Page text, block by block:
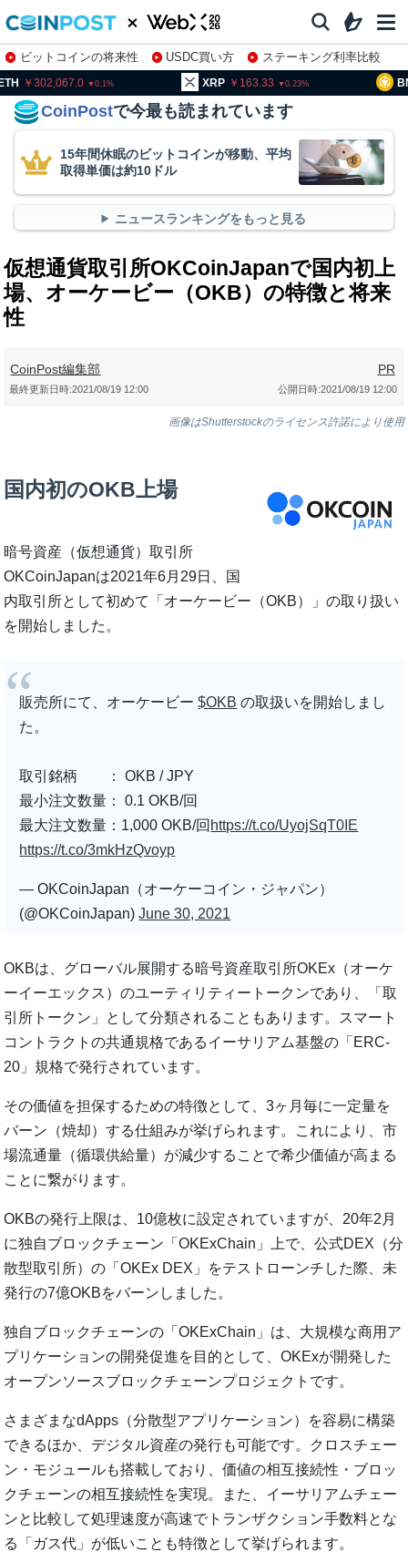
ビットコインの将来性 USDC買い方
ステーキング利率比較
株特集・関連銘柄
0.1 163.33 0.23 BNB
CoinPostで今最も読まれています
15年間休眠のビットコインが移動、平均
取得単価は約10ドル
ニュースランキングをもっと見る
仮想通貨取引所OKCoinJapanで国内初上
場、オーケービー（OKB）の特徴と将来
性
CoinPost編集部 PR
公開日時:2021/08/19 12:00
最終更新日時:2021/08/19 12:00
画像はShutterstockのライセンス許諾により使用
国内初のOKB上場
暗号資産（仮想通貨）取引所
OKCoinJapanは2021年6月29日、国
内取引所として初めて「オーケービー（OKB）」の取り扱い
を開始しました。
販売所にて、オーケービー$OKB の取扱いを開始しまし
た。
取引銘柄 ： OKB / JPY
最小注文数量： 0.1 OKB/回
最大注文数量：1,000 OKB/回 https://t.co/UyojSqT0IE
https://t.co/3mkHzQvoyp
— OKCoinJapan（オーケーコイン・ジャパン）
(@OKCoinJapan)June 30, 2021
OKBは、グローバル展開する暗号資産取引所OKEx（オーケ
ーイーエックス）のユーティリティートークンであり、「取
引所トークン」として分類されることもあります。スマート
コントラクトの共通規格であるイーサリアム基盤の「ERC-
20」規格で発行されています。
その価値を担保するための特徴として、3ヶ月毎に一定量を
バーン（焼却）する仕組みが挙げられます。これにより、市
場流通量（循環供給量）が減少することで希少価値が高まる
ことに繋がります。
OKBの発行上限は、10億枚に設定されていますが、20年2月
に独自ブロックチェーン「OKExChain」上で、公式DEX（分
散型取引所）の「OKEx DEX」をテストローンチした際、未
発行の7億OKBをバーンしました。
独自ブロックチェーンの「OKExChain」は、大規模な商用ア
プリケーションの開発促進を目的として、OKExが開発した
オープンソースブロックチェーンプロジェクトです。
さまざまなdApps（分散型アプリケーション）を容易に構築
できるほか、デジタル資産の発行も可能です。クロスチェー
ン・モジュールも搭載しており、価値の相互接続性・ブロッ
クチェーンの相互接続性を実現。また、イーサリアムチェー
ンと比較して処理速度が高速でトランザクション手数料とな
る「ガス代」が低いことも特徴として挙げられます。